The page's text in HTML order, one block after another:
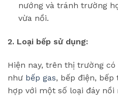
nướng và tránh trường
vừa nồi.
2. Loại bếp sử dụng:
Hiện nay, trên thị trường
như bếp gas, bếp điện,
hợp với một số loại đáy nồi